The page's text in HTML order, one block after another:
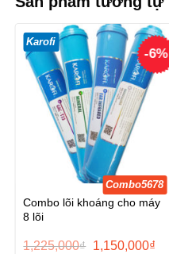
-6%
Karofi
Combo5678
Combo lõi khoáng cho máy
8 lõi
1,225,000₫ Giá
1,150,000₫